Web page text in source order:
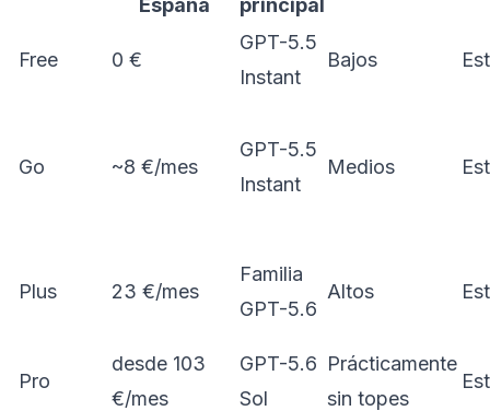
España
principal
Free 0 €
GPT-5.5
Instant
Bajos
Go ~8 €/mes
GPT-5.5
Instant
Medios
Plus 23 €/mes
Familia
GPT-5.6
Altos
Pro
desde 103
€/mes
GPT-5.6
Sol
Prácticamente
sin topes